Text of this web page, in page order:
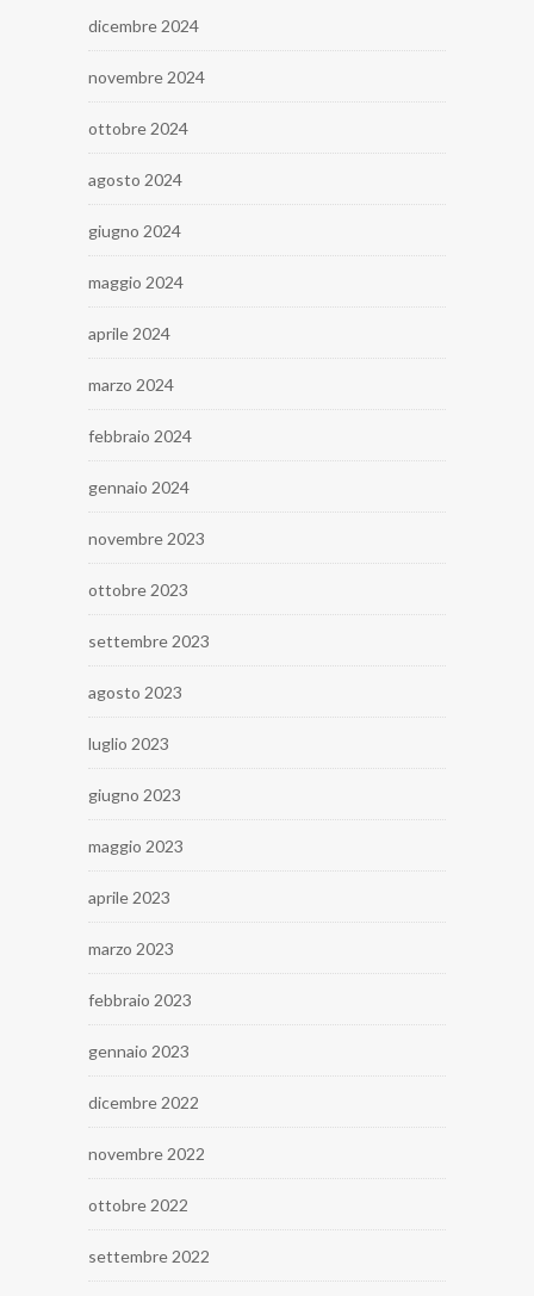
dicembre 2024
novembre 2024
ottobre 2024
agosto 2024
giugno 2024
maggio 2024
aprile 2024
marzo 2024
febbraio 2024
gennaio 2024
novembre 2023
ottobre 2023
settembre 2023
agosto 2023
luglio 2023
giugno 2023
maggio 2023
aprile 2023
marzo 2023
febbraio 2023
gennaio 2023
dicembre 2022
novembre 2022
ottobre 2022
settembre 2022